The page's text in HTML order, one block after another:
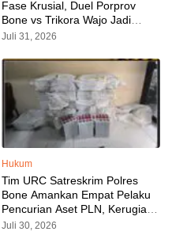
Fase Krusial, Duel Porprov
Bone vs Trikora Wajo Jadi
Sorotan Malam Ini
Juli 31, 2026
Hukum
Tim URC Satreskrim Polres
Bone Amankan Empat Pelaku
Pencurian Aset PLN, Kerugian
Ditaksir Capai Rp 3 Milyar
Juli 30, 2026